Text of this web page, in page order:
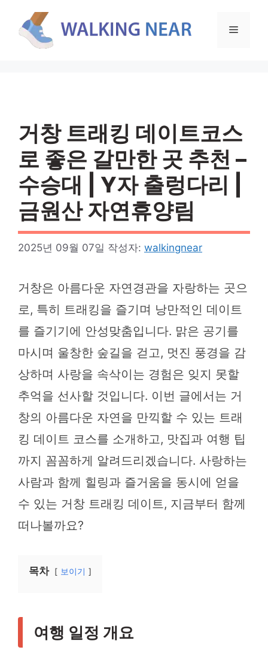
메
거창 트래킹 데이트코스
로 좋은 갈만한 곳 추천 –
수승대 | Y자 출렁다리 |
금원산 자연휴양림
2025년 09월 07일 작성자: walkingnear
거창은 아름다운 자연경관을 자랑하는 곳으
로, 특히 트래킹을 즐기며 낭만적인 데이트
를 즐기기에 안성맞춤입니다. 맑은 공기를
마시며 울창한 숲길을 걷고, 멋진 풍경을 감
상하며 사랑을 속삭이는 경험은 잊지 못할
추억을 선사할 것입니다. 이번 글에서는 거
창의 아름다운 자연을 만끽할 수 있는 트래
킹 데이트 코스를 소개하고, 맛집과 여행 팁
까지 꼼꼼하게 알려드리겠습니다. 사랑하는
사람과 함께 힐링과 즐거움을 동시에 얻을
수 있는 거창 트래킹 데이트, 지금부터 함께
떠나볼까요?
목차 보이기
여행 일정 개요